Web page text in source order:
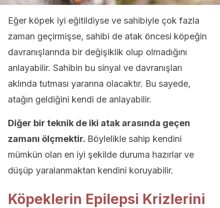
Eğer köpek iyi eğitildiyse ve sahibiyle çok fazla
zaman geçirmişse, sahibi de atak öncesi köpeğin
davranışlarında bir değişiklik olup olmadığını
anlayabilir. Sahibin bu sinyal ve davranışları
aklında tutması yararına olacaktır. Bu sayede,
atağın geldiğini kendi de anlayabilir.
Diğer bir teknik de iki atak arasında geçen
zamanı ölçmektir. Böylelikle sahip kendini
mümkün olan en iyi şekilde duruma hazırlar ve
düşüp yaralanmaktan kendini koruyabilir.
Köpeklerin Epilepsi Krizlerini